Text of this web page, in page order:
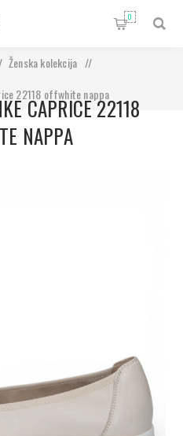
0
Ženska kolekcija
/
22118 offwhite nappa
CAPRICE 22118
NAPPA